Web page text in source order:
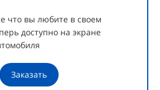
что вы любите в своем
доступно на экране
Заказать